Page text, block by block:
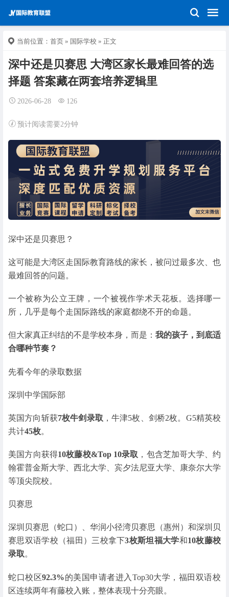
当前位置： 首页 » 国际学校 » 正文
深中还是贝赛思 大湾区家长最难回答的选
择题 答案藏在两套培养逻辑里
2026-06-28 126
预计阅读需要2分钟
深中还是贝赛思？
这可能是大湾区走国际教育路线的家长，被问过最多次、也
最难回答的问题。
一个被称为公立王牌，一个被视作学术天花板。选择哪一
所，几乎是每个走国际路线的家庭都绕不开的命题。
但大家真正纠结的不是学校本身，而是： 我的孩子，到底适
合哪种节奏？
先看今年的录取数据
深圳中学国际部
英国方向斩获7枚牛剑录取 ，牛津5枚、剑桥2枚。G5精英校
共计45枚。
美国方向获得10枚藤校&Top 10录取 ，包含芝加哥大学、约
翰霍普金斯大学、西北大学、宾夕法尼亚大学、康奈尔大学
等顶尖院校。
贝赛思
深圳贝赛思（蛇口）、华润小径湾贝赛思（惠州）和深圳贝
赛思双语学校（福田）三校拿下3枚斯坦福大学和10枚藤校
录取。
蛇口校区92.3%的美国申请者进入Top30大学，福田双语校
区连续两年有藤校入账，整体表现十分亮眼。